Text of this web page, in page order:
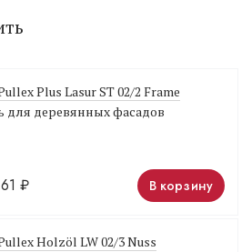
Plus Lasur ST 02/2 Frame
для деревянных фасадов
₽ В корзину
Holzöl LW 02/3 Nuss